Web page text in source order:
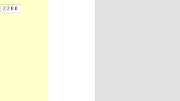
2200